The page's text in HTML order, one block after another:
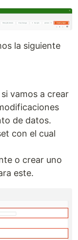
la siguiente
vamos a crear
de datos.
con el cual
o crear uno
este.